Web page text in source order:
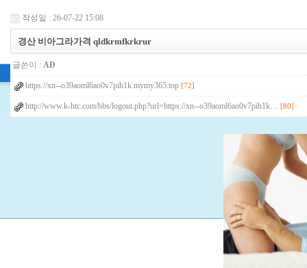
작성일 : 26-07-22 15:08
경산 비아그라가격 qldkrmfkrkrur
글쓴이 : AD
https://xn--o39aoml6ao0v7pih1k.mymy365.top [72]
http://www.k-htc.com/bbs/logout.php?url=https://xn--o39aoml6ao0v7pih1k… [80]